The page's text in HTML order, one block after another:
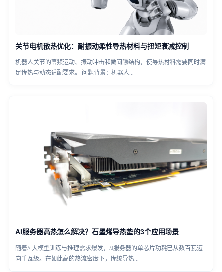
关节电机散热优化：耐振动柔性导热材料与扭矩衰减控制
机器人关节的高频运动、振动冲击和微间隙结构，使导热材料需要同时满
足传热与动态适配要求。 问题背景：机器人...
AI服务器高热怎么解决？石墨烯导热垫的3个应用场景
随着AI大模型训练与推理需求爆发，AI服务器的单芯片功耗已从数百瓦迈
向千瓦级。在如此高的热流密度下，传统导热...